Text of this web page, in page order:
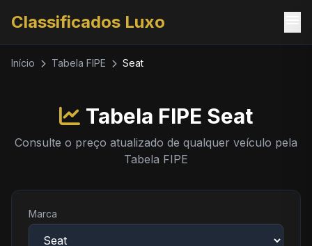
Classificados Luxo
Início Tabela FIPE Seat
Tabela FIPE Seat
Consulte o preço atualizado de qualquer veículo pela
Tabela FIPE
Marca